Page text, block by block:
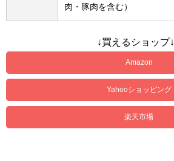
肉・豚肉を含む）
↓買えるショップ↓
Amazon
Yahooショッピング
楽天市場